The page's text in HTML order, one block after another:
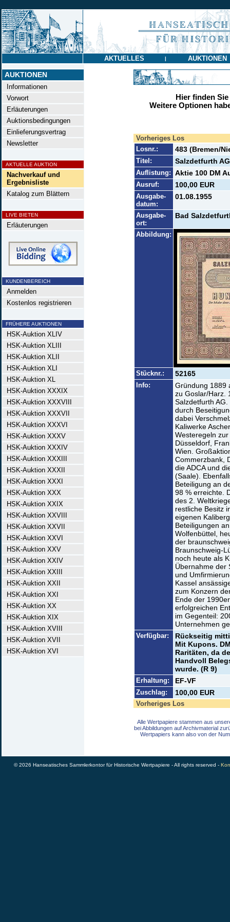
AKTUELLES | AUKTIONEN
AUKTIONEN
Informationen
Vorwort
Erläuterungen
Auktionsbedingungen
Einlieferungsvertrag
Newsletter
AKTUELLE AUKTION
Nachverkauf und
Ergebnisliste
Katalog zum Blättern
LIVE BIETEN
Erläuterungen
KUNDENBEREICH
Anmelden
Kostenlos registrieren
FRÜHERE AUKTIONEN
HSK-Auktion XLIV
HSK-Auktion XLIII
HSK-Auktion XLII
HSK-Auktion XLI
HSK-Auktion XL
HSK-Auktion XXXIX
HSK-Auktion XXXVIII
HSK-Auktion XXXVII
HSK-Auktion XXXVI
HSK-Auktion XXXV
HSK-Auktion XXXIV
HSK-Auktion XXXIII
HSK-Auktion XXXII
HSK-Auktion XXXI
HSK-Auktion XXX
HSK-Auktion XXIX
HSK-Auktion XXVIII
HSK-Auktion XXVII
HSK-Auktion XXVI
HSK-Auktion XXV
HSK-Auktion XXIV
HSK-Auktion XXIII
HSK-Auktion XXII
HSK-Auktion XXI
HSK-Auktion XX
HSK-Auktion XIX
HSK-Auktion XVIII
HSK-Auktion XVII
HSK-Auktion XVI
Hier finden
Weitere Optionen
Vorheriges Los
Losnr.:
483 (Bremen/
Titel: Salzdetfurth AG
Auflistung: Aktie 100 DM
Ausruf: 100,00 EUR
Ausgabe-
datum:
01.08.1955
Ausgabe-
ort:
Bad
Abbildung:
Stücknr.: 52165
Info:
Gründung 1889
zu Goslar/Harz.
Salzdetfurth
durch
dabei
Kaliwerke
Westeregeln
Düsseldorf,
Wien.
Commerzbank,
die ADCA und
(Saale).
Beteiligung an
98 % erreichte.
des 2.
restliche Besitz
eigenen
Beteiligungen
Wolfenbüttel,
der
Braunschweig-
noch heute als
Übernahme der
und
Kassel
zum Konzern
Ende der
erfolgreichen
im Gegenteil:
Unternehmen
Verfügbar:
Rückseitig
Mit Kupons.
Raritäten, da
Handvoll
wurde. (R 9)
Erhaltung: EF-VF
Zuschlag: 100,00 EUR
Vorheriges Los
Alle Wertpapiere stammen aus
bei Abbildungen auf Archivmaterial
Wertpapiers kann also von der
© 2026 Hanseatisches Sammlerkontor für Historische Wertpapiere - All rights reserved -